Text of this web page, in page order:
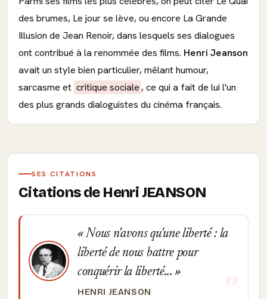
des brumes, Le jour se lève, ou encore La Grande
Illusion de Jean Renoir, dans lesquels ses dialogues
ont contribué à la renommée des films. Henri Jeanson
avait un style bien particulier, mêlant humour,
sarcasme et critique sociale , ce qui a fait de lui l'un
des plus grands dialoguistes du cinéma français.
SES CITATIONS
Citations de Henri JEANSON
Nous n'avons qu'une liberté : la
liberté de nous battre pour
conquérir la liberté...
HENRI JEANSON